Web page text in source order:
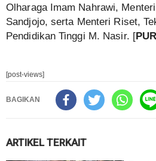
Olharaga Imam Nahrawi,
Sandjojo, serta Menteri Riset,
Pendidikan Tinggi M. Nasir. [
[post-views]
BAGIKAN
ARTIKEL TERKAIT